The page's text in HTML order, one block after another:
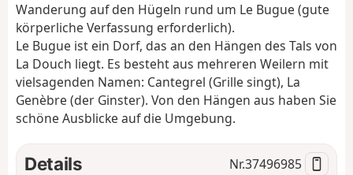
g
t
i
n
Wanderung auf den Hügeln rund um Le Bugue (gute
körperliche Verfassung erforderlich).
Le Bugue ist ein Dorf, das an den Hängen des Tals von
La Douch liegt. Es besteht aus mehreren Weilern mit
vielsagenden Namen: Cantegrel (Grille singt), La
Genèbre (der Ginster). Von den Hängen aus haben Sie
schöne Ausblicke auf die Umgebung.
Details Nr.37496985